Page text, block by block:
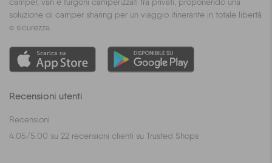
soluzione di camper sharing per un viaggio itinerante in totale libertà
e sicurezza.
Recensioni utenti
Recensioni
4.05/5.00 su 22 recensioni clienti su Trusted Shops